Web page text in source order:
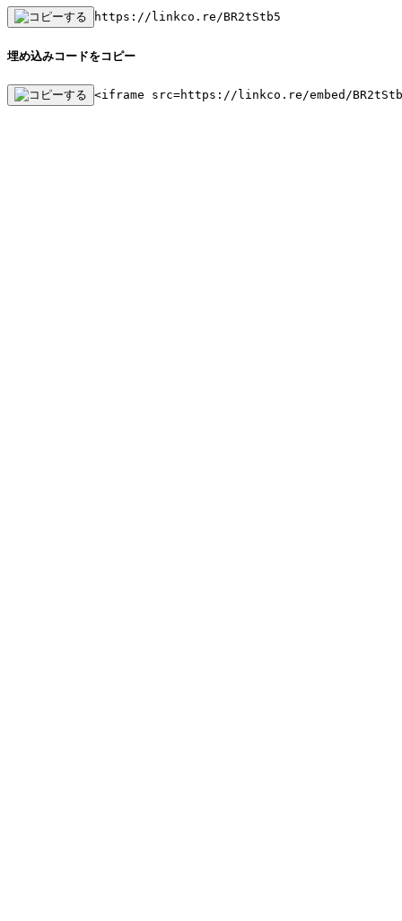
https://linkco.re/BR2tStb5
埋め込みコードをコピー
<iframe src=https://linkco.re/embed/